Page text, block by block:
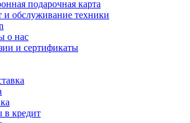
подарочная карта
и обслуживание техники
о нас
и сертификаты
в кредит